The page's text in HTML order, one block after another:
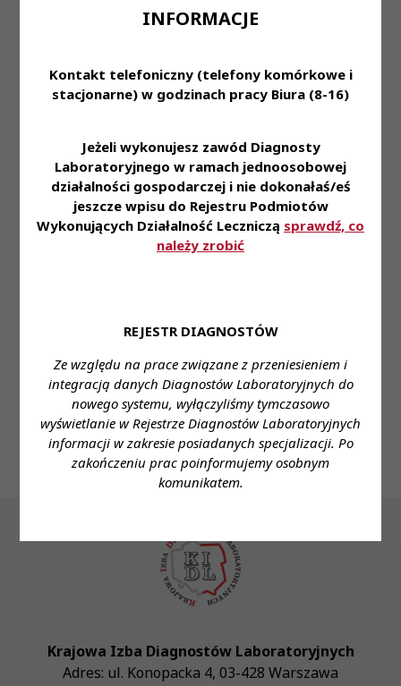
INFORMACJE
Kontakt telefoniczny (telefony komórkowe i
stacjonarne) w godzinach pracy Biura (8-16)
Jeżeli wykonujesz zawód Diagnosty
Laboratoryjnego w ramach jednoosobowej
działalności gospodarczej i nie dokonałaś/eś
jeszcze wpisu do Rejestru Podmiotów
Wykonujących Działalność Leczniczą sprawdź, co
należy zrobić
REJESTR DIAGNOSTÓW
Ze względu na prace związane z przeniesieniem i
integracją danych Diagnostów Laboratoryjnych do
nowego systemu, wyłączyliśmy tymczasowo
wyświetlanie w Rejestrze Diagnostów Laboratoryjnych
informacji w zakresie posiadanych specjalizacji. Po
zakończeniu prac poinformujemy osobnym
komunikatem.
Laboratoryjnego
Osoby zainteresowane proszę o przesłanie CV na
adres:kadry@szpital-sulecin.pl
laboratorium diagnostyczne
Wymagane wykształcenie:wyższe kierunkowe
Proponowane wynagrodzenie:od 7 299 zł brutto
Dane do kontaktu:
Imię i nazwisko:mgr
Agnieszka PęczkowskaTelefon:95 755 9582
laboratorium@szpital-sulecin.pl
Krajowa Izba Diagnostów Laboratoryjnych
Adres: ul. Konopacka 4, 03-428 Warszawa